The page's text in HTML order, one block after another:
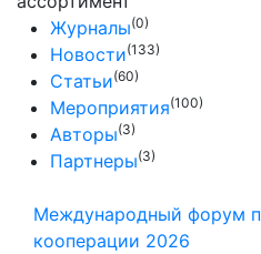
Журналы(0)
Новости(133)
Статьи(60)
Мероприятия(100)
Авторы(3)
Партнеры(3)
Международный форум
кооперации 2026